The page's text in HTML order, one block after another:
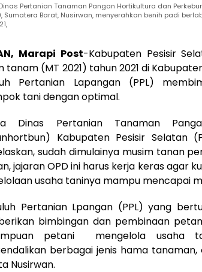
Pertanian Tanaman Pangan Hortikultura dan
Sumatera Barat, Nusirwan, menyerahkan benih padi
Marapi Post-Kabupaten Pesisir
tanam (MT 2021) tahun 2021 di
Pertanian Lapangan (PPL)
tani dengan optimal.
Dinas Pertanian Tanaman
Kabupaten Pesisir Selatan
sudah dimulainya musim tanan
jajaran OPD ini harus kerja keras agar
usaha taninya mampu mencapai
Pertanian Lpangan (PPL) yang
bimbingan dan pembinaan
petani mengelola usaha
berbagai jenis hama
Nusirwan.